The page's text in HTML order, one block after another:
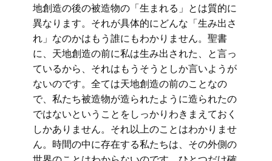
地創造の後の被造物の「生まれる」とは質的に
異なります。それが具体的にどんな「生み出さ
れ」なのかはもう誰にもわかりません。聖書
に、天地創造の前に私は生み出された、と言っ
ているから、それはもうそうとしか言いようが
ないのです。全ては天地創造の前のことなの
で、私たち被造物が造られたように造られたの
ではないということをしっかりわきまえておく
しかありません。それ以上のことはわかりませ
ん。時間の中に存在する私たちは、その外側の